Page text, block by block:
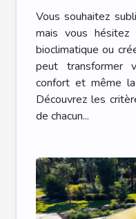
pour votre
Vous souhaitez
mais vous hésitez
bioclimatique ou
peut transformer
confort et même
Découvrez les
de chacun...